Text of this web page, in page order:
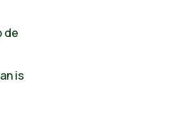
de
is